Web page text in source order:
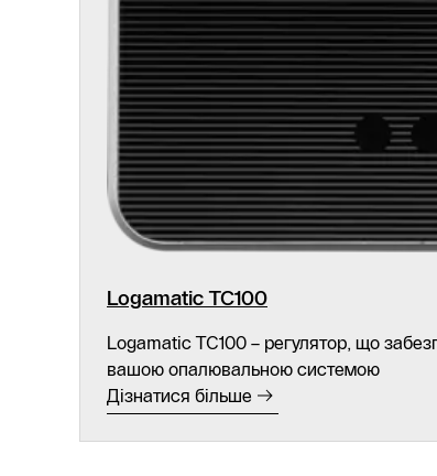
Logamatic TC100
Logamatic TC100 – регулятор, що
вашою опалювальною системою
Дізнатися більше